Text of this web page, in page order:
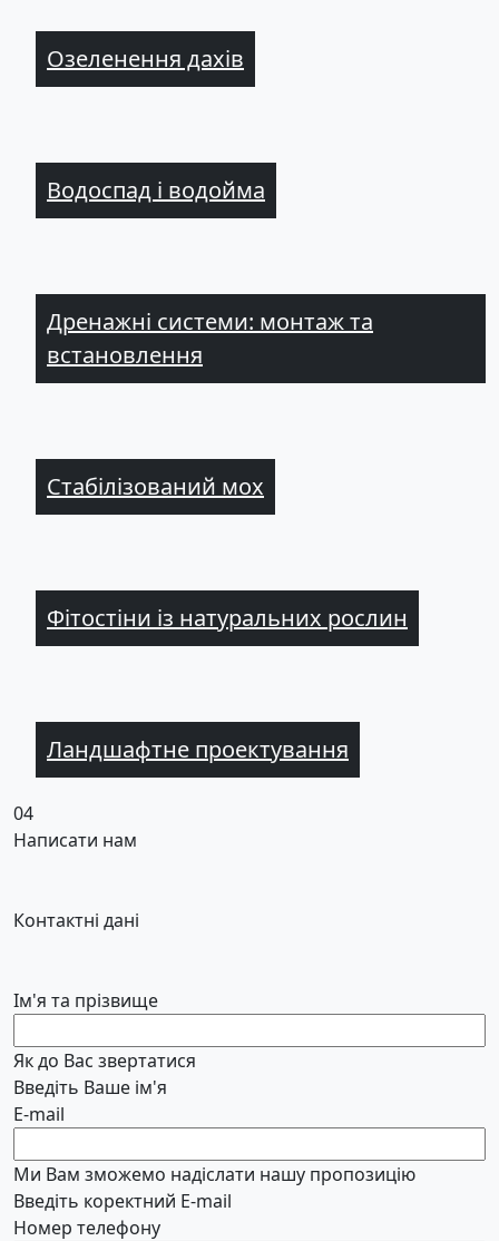
Озеленення дахів
Водоспад і водойма
Дренажні системи: монтаж та
встановлення
Стабілізований мох
Фітостіни із натуральних рослин
Ландшафтне проектування
04
Написати нам
Контактні дані
Ім'я та прізвище
Як до Вас звертатися
Введіть Ваше ім'я
E-mail
Ми Вам зможемо надіслати нашу пропозицію
Введіть коректний E-mail
Номер телефону